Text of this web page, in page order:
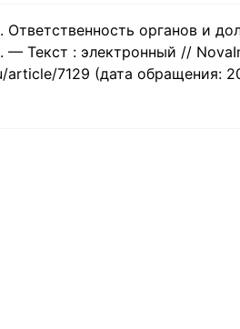
органов и
— Текст : электронный //
7129 (дата обращения: